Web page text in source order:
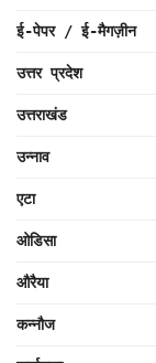
ई-पेपर / ई-मैगज़ीन
उत्तर प्रदेश
उत्तराखंड
उन्नाव
एटा
ओडिसा
औरैया
कन्नौज